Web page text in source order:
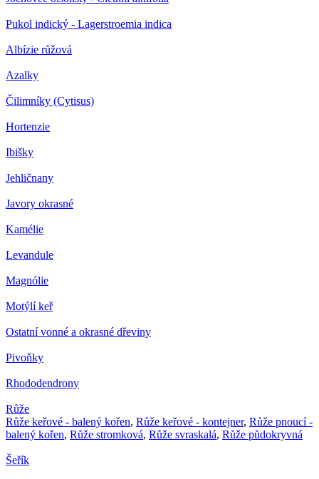
Pukol indický - Lagerstroemia indica
Albízie růžová
Azalky
Čilimníky (Cytisus)
Hortenzie
Ibišky
Jehličnany
Javory okrasné
Kamélie
Levandule
Magnólie
Motýlí keř
Ostatní vonné a okrasné dřeviny
Pivoňky
Rhododendrony
Růže
Růže keřové - balený kořen, Růže keřové - kontejner, Růže pnoucí -
balený kořen, Růže stromková, Růže svraskalá, Růže půdokryvná
Šeřík